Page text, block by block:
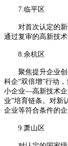
7.临平区
对首次认定的新
通过复审的高新技
8.余杭区
聚焦提升企业创
科企“双倍增”行动
小企业—高新技术
业”培育链条。对新
企业等符合条件的企
9.萧山区